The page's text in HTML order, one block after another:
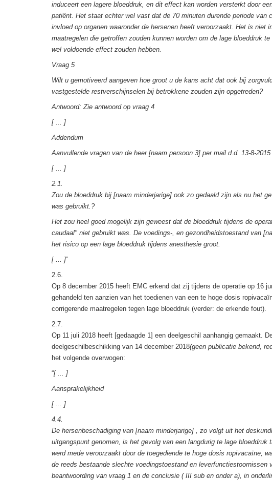
induceert een lagere bloeddruk, en dit effect kan worden versterkt door
patiënt. Het staat echter wel vast dat de 70 minuten durende periode van
invloed op organen waaronder de hersenen heeft veroorzaakt. Het is niet
maatregelen die getroffen zouden kunnen worden om de lage bloeddruk
wel voldoende effect zouden hebben.
Vraag 5
Wilt u gemotiveerd aangeven hoe groot u de kans acht dat ook bij
vastgestelde restverschijnselen bij betrokkene zouden zijn opgetreden?
Antwoord: Zie antwoord op vraag 4
[ ... ]
Addendum
Aanvullende vragen van de heer [naam persoon 3] per mail d.d. 13-8-2015
[ ... ]
2.1.
Zou de bloeddruk bij [naam minderjarige] ook zo gedaald zijn als nu het
was gebruikt.?
Het zou heel goed mogelijk zijn geweest dat de bloeddruk tijdens de
caudaal" niet gebruikt was. De voedings-, en gezondheidstoestand van
het risico op een lage bloeddruk tijdens anesthesie groot.
[ ... ]”
2.6.
Op 8 december 2015 heeft EMC erkend dat zij tijdens de operatie op 16
gehandeld ten aanzien van het toedienen van een te hoge dosis
corrigerende maatregelen tegen lage bloeddruk (verder: de erkende fout).
2.7.
Op 11 juli 2018 heeft [gedaagde 1] een deelgeschil aanhangig gemaakt.
deelgeschilbeschikking van 14 december 2018(geen publicatie bekend,
het volgende overwogen:
“[ ... ]
Aansprakelijkheid
[ ... ]
4.4.
De hersenbeschadiging van [naam minderjarige] , zo volgt uit het
uitgangspunt genomen, is het gevolg van een langdurig te lage bloeddruk
werd mede veroorzaakt door de toegediende te hoge dosis ropivacaïne,
de reeds bestaande slechte voedingstoestand en leverfunctiestoornissen
beantwoording van vraag 1 en de conclusie ( III sub en onder a), in